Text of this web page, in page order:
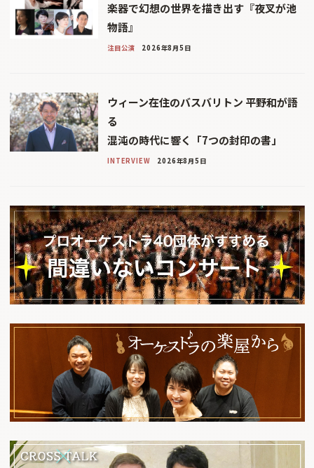
楽器で幻想の世界を描き出す『夜叉が池
物語』
注目公演 2026年8月5日
ウィーン在住のバスバリトン 平野和が語
る
混沌の時代に響く「7つの封印の書」
INTERVIEW 2026年8月5日